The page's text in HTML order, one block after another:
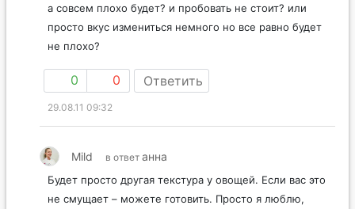
а совсем плохо будет? и пробовать не стоит? или
просто вкус измениться немного но все равно будет
не плохо?
0 0 Ответить
29.08.11 09:32
Mild в ответ анна
Будет просто другая текстура у овощей. Если вас это
не смущает – можете готовить. Просто я люблю,